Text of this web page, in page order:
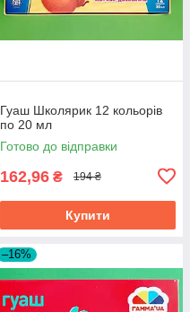
Гуаш Школярик 12 кольорів
по 20 мл
Готово до відправки
162,96 ₴ 194 ₴
Купити
–16%